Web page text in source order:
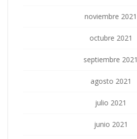
noviembre 2021
octubre 2021
septiembre 2021
agosto 2021
julio 2021
junio 2021